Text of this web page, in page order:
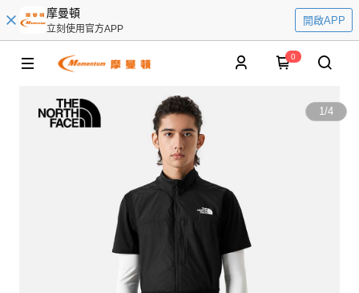
摩曼頓
立刻使用官方APP
開啟APP
0
1/4